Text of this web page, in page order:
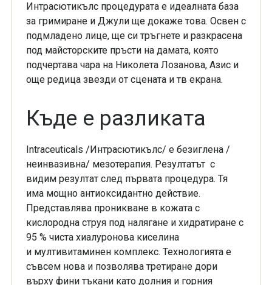
Интрасютикълс процедурата е идеалната база
за гримиране и Джули ще докаже това. Освен с
подмладено лице, ще си тръгнете и разкрасена
под майсторските пръсти на дамата, която
подчертава чара на Николета Лозанова, Азис и
още редица звезди от сцената и тв екрана.
Къде е разликата
Intraceuticals /Интрасютикълс/ е безиглена /
неинвазивна/ мезотерапия. Резултатът с
видим резултат след първата процедура. Тя
има мощно антиоксидантно действие.
Представлявапроникване в кожата с
кислородна струя под налягане и хидратиране с
95 % чиста хиалуронова киселина
и мултивитаминен комплекс. Технологията е
съвсем нова и позволява третиране дори
върху фини тъкани като долния и горния